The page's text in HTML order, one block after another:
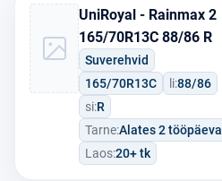
UniRoyal - Rainmax 2
165/70R13C 88/86 R
Suverehvid
165/70R13C
li:88/86
si:R
Tarne:Alates 2 tööpäeva
Laos:20+ tk